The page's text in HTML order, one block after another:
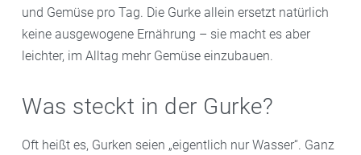
und Gemüse pro Tag. Die Gurke allein ersetzt natürlich
keine ausgewogene Ernährung – sie macht es aber
leichter, im Alltag mehr Gemüse einzubauen.
Was steckt in der Gurke?
Oft heißt es, Gurken seien „eigentlich nur Wasser“. Ganz